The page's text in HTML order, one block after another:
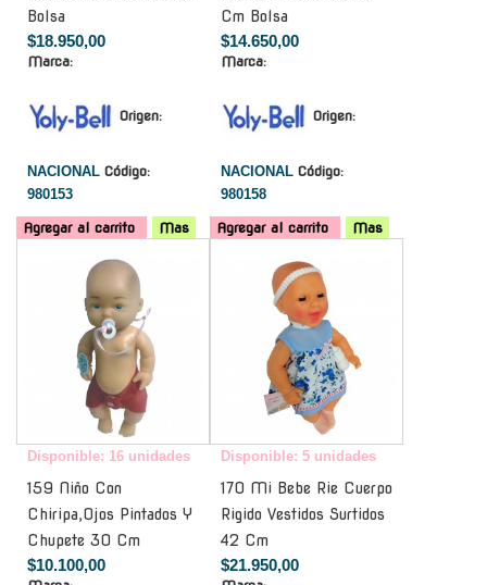
Bolsa
$18.950,00
Marca:
Origen:
NACIONAL Código:
980153
Agregar al carrito Mas
Cm Bolsa
$14.650,00
Marca:
Origen:
NACIONAL Código:
980158
Agregar al carrito
Mas
Disponible: 16 unidades
159 Niño Con
Chiripa,Ojos Pintados Y
Chupete 30 Cm
$10.100,00
Disponible: 5 unidades
170 Mi Bebe Rie Cuerpo
Rigido Vestidos Surtidos
42 Cm
$21.950,00